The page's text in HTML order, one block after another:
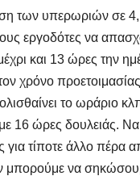
των υπερωριών σε 4,
εργοδότες να
και 13 ώρες την
χρόνο
το ωράριο
16 ώρες δουλειάς.
για τίποτε άλλο πέρα
μπορούμε να